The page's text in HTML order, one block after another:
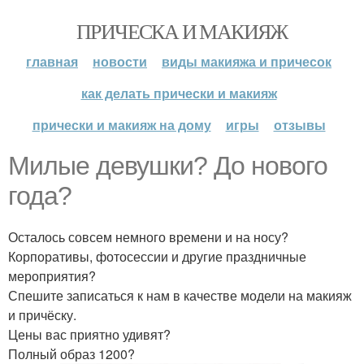
ПРИЧЕСКА И МАКИЯЖ
главная новости
виды макияжа и причесок
как делать прически и макияж
прически и макияж на дому
игры отзывы
Милые девушки? До нового
года?
Осталось совсем немного времени и на носу?
Корпоративы, фотосессии и другие праздничные
мероприятия?
Спешите записаться к нам в качестве модели на макияж
и причёску.
Цены вас приятно удивят?
Полный образ 1200?